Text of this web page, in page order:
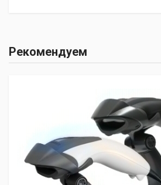
Рекомендуем